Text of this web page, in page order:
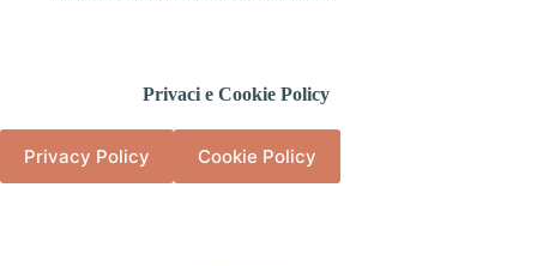
Privaci e Cookie Policy
Privacy Policy Cookie Policy